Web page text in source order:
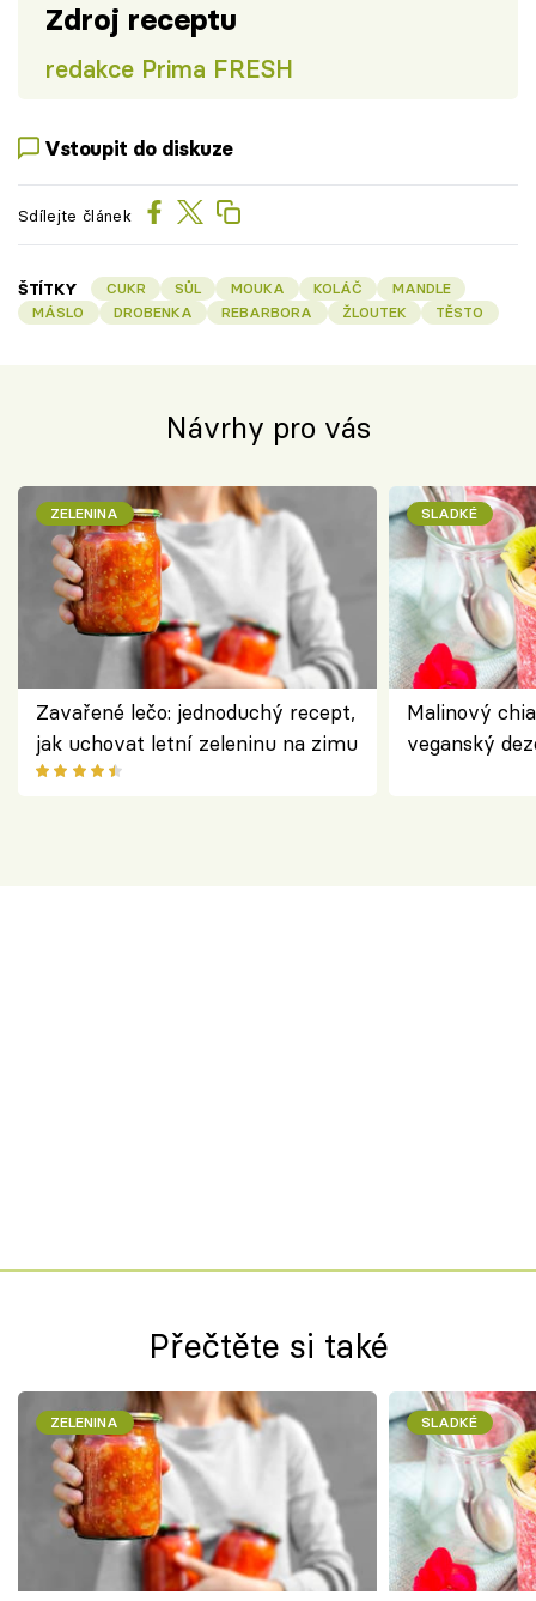
Zdroj receptu
redakce Prima FRESH
Vstoupit do diskuze
Sdílejte článek
ŠTÍTKY CUKR SŮL MOUKA KOLÁČ
MANDLE
MÁSLO
DROBENKA REBARBORA ŽLOUTEK TĚSTO
Návrhy pro vás
ZELENINA
Zavařené lečo: jednoduchý recept,
jak uchovat letní zeleninu na zimu
SLADKÉ
Malinový
veganský
Přečtěte si také
ZELENINA SLADKÉ